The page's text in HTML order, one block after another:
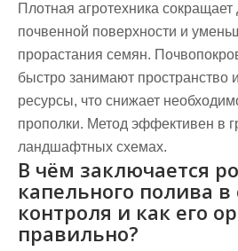
Плотная агротехника сокращает
почвенной поверхности и
прорастания семян.
быстро занимают пространство
ресурсы, что снижает
прополки. Метод эффективен в
ландшафтных схемах.
В чём заключается
капельного полива в
контроля и как его
правильно?